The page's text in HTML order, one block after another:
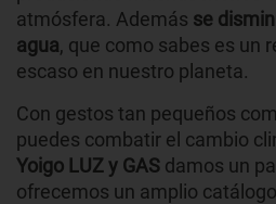
atmósfera. Además se
agua, que como sabes es un
escaso en nuestro planeta.
Con gestos tan pequeños
puedes combatir el cambio
Yoigo LUZ y GAS damos un
ofrecemos un amplio